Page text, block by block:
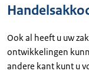
Ook al heeft u uw
ontwikkelingen
andere kant kunt u